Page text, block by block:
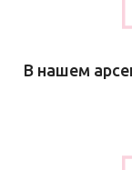
В нашем